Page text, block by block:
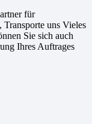
für
uns Vieles
Sie sich auch
Ihres Auftrages